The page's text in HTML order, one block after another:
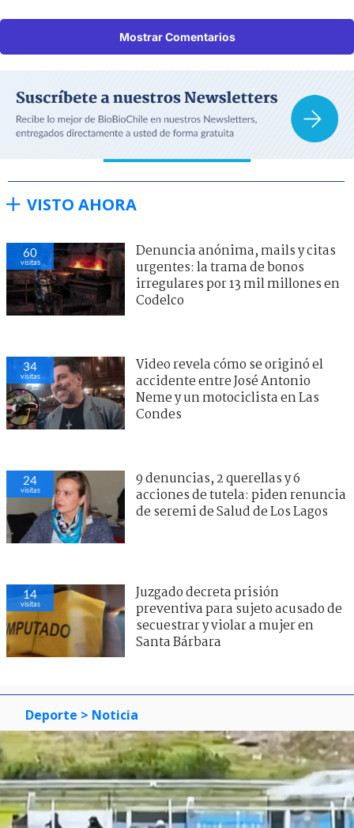
Mostrar Comentarios
VISTO AHORA
60
visitas
Denuncia anónima, mails y citas
urgentes: la trama de bonos
irregulares por 13 mil millones en
Codelco
34
visitas
Video revela cómo se originó el
accidente entre José Antonio
Neme y un motociclista en Las
Condes
24
visitas
9 denuncias, 2 querellas y 6
acciones de tutela: piden renuncia
de seremi de Salud de Los Lagos
14
visitas
Juzgado decreta prisión
preventiva para sujeto acusado de
secuestrar y violar a mujer en
Santa Bárbara
Deporte > Noticia